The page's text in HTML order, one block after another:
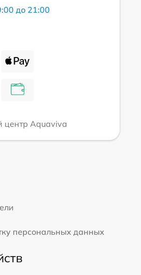
до 21:00
Aquaviva
персональных данных